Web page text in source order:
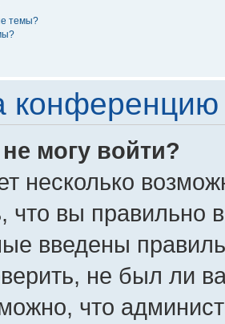
темы?
конференцию
могу войти?
несколько
что вы правильно
введены
не был ли
что